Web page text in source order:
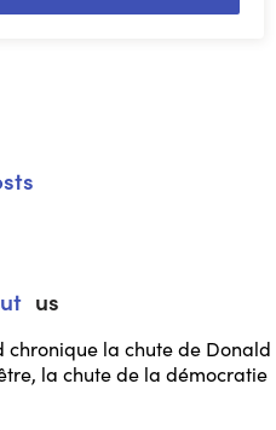
us
chronique la chute de Donald
la chute de la démocratie